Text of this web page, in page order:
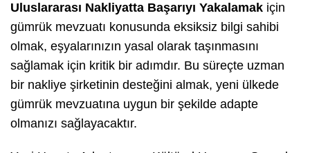
Uluslararası Nakliyatta Başarıyı Yakalamak için
gümrük mevzuatı konusunda eksiksiz bilgi sahibi
olmak, eşyalarınızın yasal olarak taşınmasını
sağlamak için kritik bir adımdır. Bu süreçte uzman
bir nakliye şirketinin desteğini almak, yeni ülkede
gümrük mevzuatına uygun bir şekilde adapte
olmanızı sağlayacaktır.